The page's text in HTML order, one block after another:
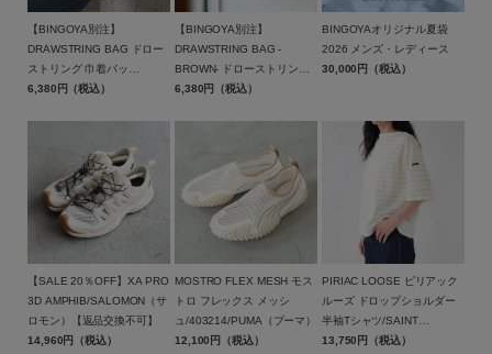
【BINGOYA別注】
DRAWSTRING BAG ドロー
ストリング 巾着バッ
グ/BAICYCLON by
6,380円（税込）
【BINGOYA別注】
DRAWSTRING BAG -
BROWN- ドローストリング
巾着バッグ ブラウン/BCL-
バッグジャック)【メール便1
点まで可能】
6,380円（税込）
BINGOYAオリジナル夏袋
2026 メンズ・レディース
30,000円（税込）
【SALE 20％OFF】XA PRO
3D AMPHIB/SALOMON（サ
ロモン）【返品交換不可】
14,960円（税込）
MOSTRO FLEX MESH モス
トロ フレックス メッシ
ュ/403214/PUMA（プーマ）
12,100円（税込）
PIRIAC LOOSE ピリアック
ルーズ ドロップショルダー
半袖Tシャツ/SAINT
JAMES(セントジェームス)
13,750円（税込）